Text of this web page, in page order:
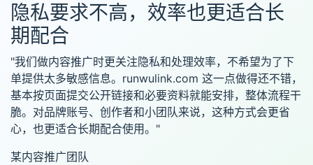
隐私要求不高，效率也更适合长
期配合
"我们做内容推广时更关注隐私和处理效率，不希望为了下
单提供太多敏感信息。runwulink.com 这一点做得还不错，
基本按页面提交公开链接和必要资料就能安排，整体流程干
脆。对品牌账号、创作者和小团队来说，这种方式会更省
心，也更适合长期配合使用。"
某内容推广团队